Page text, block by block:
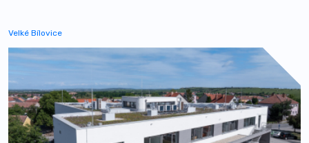
Velké Bílovice